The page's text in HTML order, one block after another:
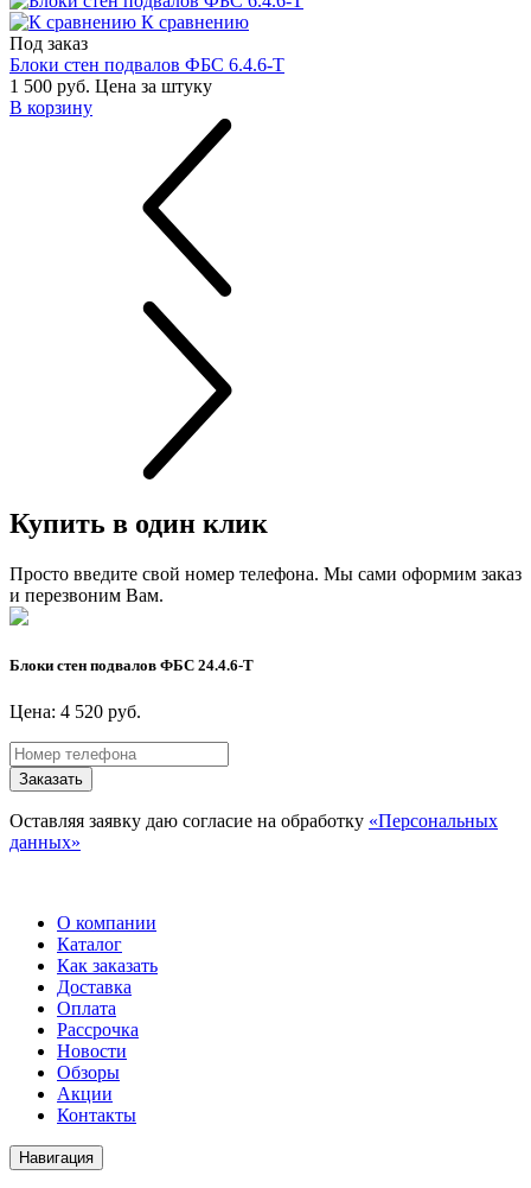
К сравнению
Под заказ
Блоки стен подвалов ФБС 6.4.6-Т
1 500 руб. Цена за штуку
В корзину
Купить в один клик
Просто введите свой номер телефона. Мы сами оформим заказ
и перезвоним Вам.
Блоки стен подвалов ФБС 24.4.6-Т
Цена: 4 520 руб.
Заказать
Оставляя заявку даю согласие на обработку «Персональных
данных»
О компании
Каталог
Как заказать
Доставка
Оплата
Рассрочка
Новости
Обзоры
Акции
Контакты
Навигация